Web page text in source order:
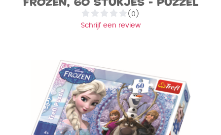
(0)
Schrijf een review